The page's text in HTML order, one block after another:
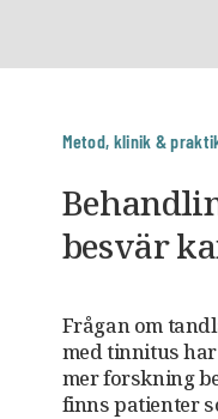
Metod, klinik &
besvär
Frågan om
med tinnitus
mer forskning
finns patienter